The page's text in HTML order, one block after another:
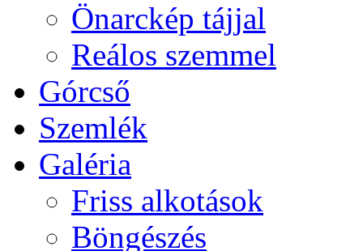
Önarckép tájjal
Reálos szemmel
Górcső
Szemlék
Galéria
Friss alkotások
Böngészés